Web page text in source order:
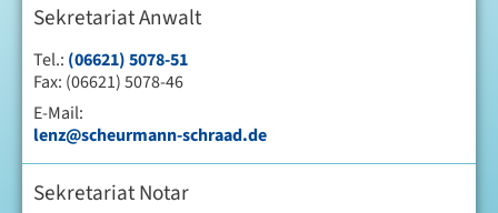
Sekretariat Anwalt
Tel.: (06621) 5078-51
Fax: (06621) 5078-46
E-Mail:
lenz@scheurmann-schraad.de
Sekretariat Notar